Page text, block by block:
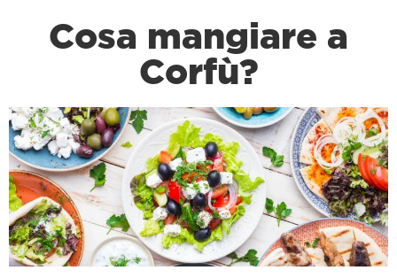
Cosa mangiare a
Corfù?